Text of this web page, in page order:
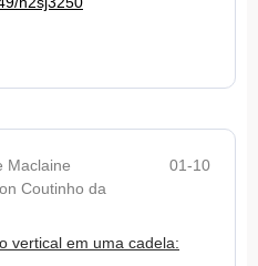
Maclaine
Coutinho da
01-10
vertical em uma cadela: